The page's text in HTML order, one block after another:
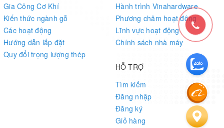
Gia Công Cơ Khí
Kiến thức ngành gỗ
Các hoạt động
Hướng dẫn lắp đặt
Quy đổi trọng lượng thép
Hành trình Vinahardware
Phương châm hoạt động
Lĩnh vực hoạt động
Chính sách nhà máy
HỖ TRỢ
Tìm kiếm
Đăng nhập
Đăng ký
Giỏ hàng